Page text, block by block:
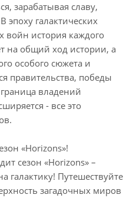
зарабатывая славу,
эпоху галактических
войн история каждого
на общий ход истории, а
особого сюжета и
правительства, победы
владений
- все это
«Horizons»!
сезон «Horizons» –
галактику! Путешествуйте
загадочных миров